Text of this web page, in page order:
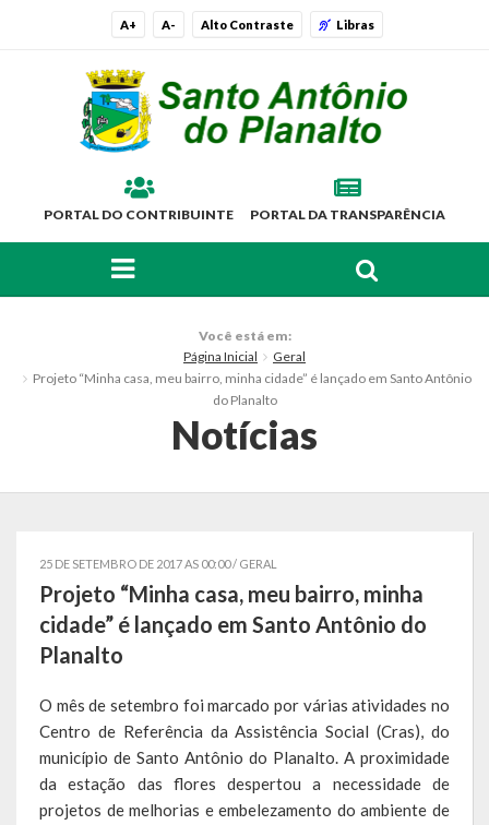
A+ A- Alto Contraste Libras
PORTAL DO CONTRIBUINTE PORTAL DA TRANSPARÊNCIA
Histórico
Administração
Administrações Anteriores
Secretarias
Estrutura e Competências
Educação e Cultura
Obras e Viação
Você está em:
Página Inicial
Geral
Projeto “Minha casa, meu bairro, minha cidade” é lançado em Santo Antônio
do Planalto
Notícias
25 DE SETEMBRO DE 2017 AS 00:00 / GERAL
Projeto “Minha casa, meu bairro, minha
cidade” é lançado em Santo Antônio do
Planalto
O mês de setembro foi marcado por várias atividades no
Centro de Referência da Assistência Social (Cras), do
município de Santo Antônio do Planalto. A proximidade
da estação das flores despertou a necessidade de
projetos de melhorias e embelezamento do ambiente de